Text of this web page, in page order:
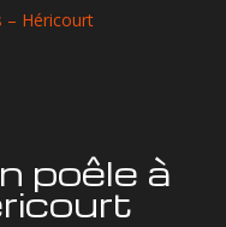
– Héricourt
poêle à